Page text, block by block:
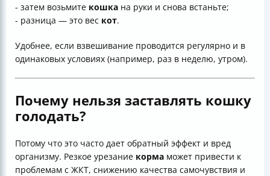
- затем возьмите кошка на руки и снова встаньте;
- разница — это вес кот.
Удобнее, если взвешивание проводится регулярно и в
одинаковых условиях (например, раз в неделю, утром).
Почему нельзя заставлять кошку
голодать?
Потому что это часто дает обратный эффект и вред
организму. Резкое урезание корма может привести к
проблемам с ЖКТ, снижению качества самочувствия и